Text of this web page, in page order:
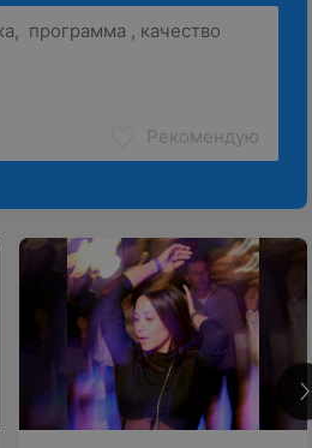
Рекомендую